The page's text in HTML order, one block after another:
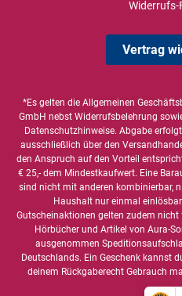
Vertrag
*Es gelten die Allgemeinen
GmbH nebst Widerrufsbelehrung
Datenschutzhinweise. Abgabe
ausschließlich über den
den Anspruch auf den Vorteil
€ 25,- dem Mindestkaufwert. Eine
sind nicht mit anderen kombinierbar,
Haushalt nur einmal
Gutscheinaktionen gelten zudem nicht
Hörbücher und Artikel von Aura-
ausgenommen
Deutschlands. Ein Geschenk kannst
deinem Rückgaberecht Gebrauch